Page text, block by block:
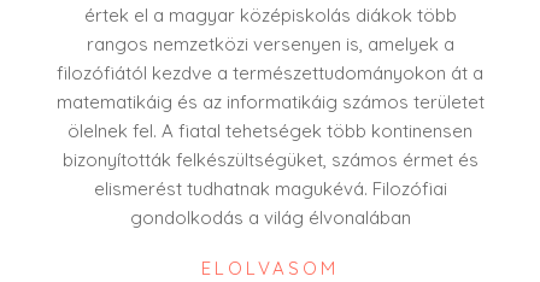
értek el a magyar középiskolás diákok több
rangos nemzetközi versenyen is, amelyek a
filozófiától kezdve a természettudományokon át a
matematikáig és az informatikáig számos területet
ölelnek fel. A fiatal tehetségek több kontinensen
bizonyították felkészültségüket, számos érmet és
elismerést tudhatnak magukévá. Filozófiai
gondolkodás a világ élvonalában
ELOLVASOM